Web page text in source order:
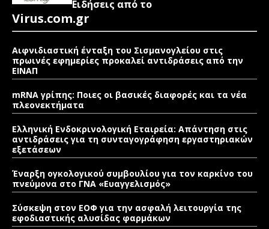
Ειδήσεις από το
Virus.com.gr
Αιφνιδιαστική ένταξη του Σισμανογλείου στις
πρωινές εφημερίες προκαλεί αντιδράσεις από την
ΕΙΝΑΠ
mRNA γρίπης: Ποιες οι βασικές διαφορές και τα νέα
πλεονεκτήματα
Ελληνική Ενδοκρινολογική Εταιρεία: Απάντηση στις
αντιδράσεις για τη συνταγογράφηση εργαστηριακών
εξετάσεων
Έναρξη ογκολογικού συμβουλίου για τον καρκίνο του
πνεύμονα στο ΓΝΑ «Ευαγγελισμός»
Σύσκεψη στον ΕΟΦ για την ασφαλή λειτουργία της
εφοδιαστικής αλυσίδας φαρμάκων